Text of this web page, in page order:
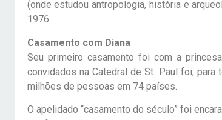
(onde estudou antropologia, história e
1976.
Casamento com Diana
Seu primeiro casamento foi com a
convidados na Catedral de St. Paul foi,
milhões de pessoas em 74 países.
O apelidado “casamento do século” foi